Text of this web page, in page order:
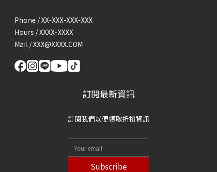
Phone / XX-XXX-XXX-XXX
Hours / XXXX-XXXX
Mail / XXX@XXXX.COM
訂閱最新資訊
訂閱我們以便領取折扣資訊
Subscribe